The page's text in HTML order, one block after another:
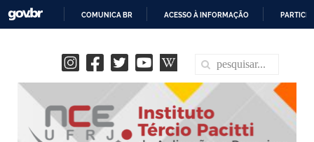
COMUNICA BR ACESSO À INFORMAÇÃO